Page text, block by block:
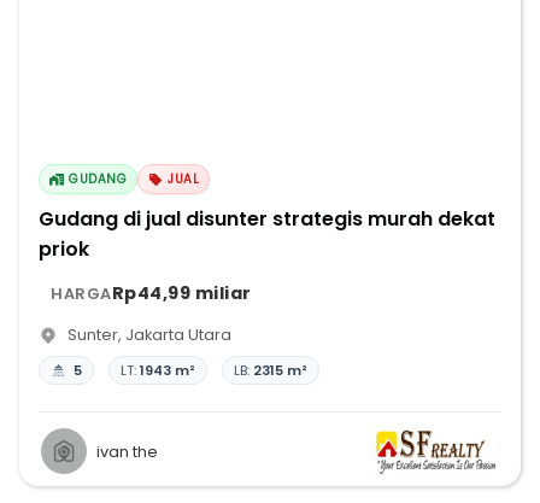
GUDANG JUAL
Gudang di jual disunter strategis murah dekat
priok
HARGARp44,99 miliar
Sunter, Jakarta Utara
5 LT:1943 m² LB: 2315 m²
ivan the